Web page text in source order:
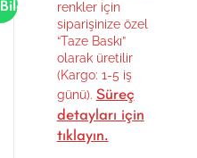
Bilgi Al
renkler için
siparişinize özel
“Taze Baskı”
olarak üretilir
(Kargo: 1-5 iş
günü). Süreç
detayları için
tıklayın.